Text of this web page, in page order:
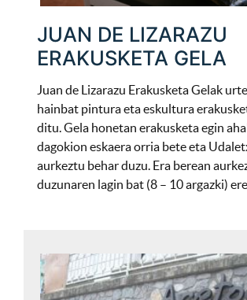
JUAN DE LIZARAZU
ERAKUSKETA GELA
Juan de Lizarazu Erakusketa Gelak
hainbat pintura eta eskultura
ditu. Gela honetan erakusketa egin
dagokion eskaera orria bete eta
aurkeztu behar duzu. Era berean
duzunaren lagin bat (8 – 10 argazki)